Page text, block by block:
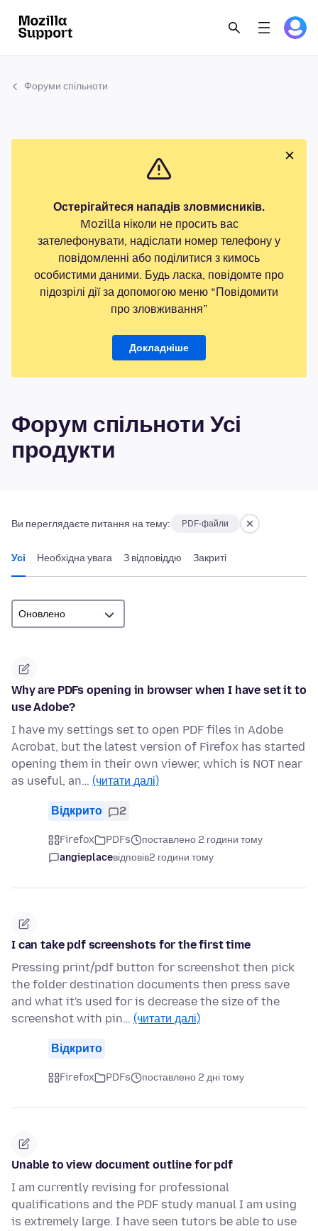
Форуми спільноти
Остерігайтеся нападів зловмисників.
Mozilla ніколи не просить вас
зателефонувати, надіслати номер телефону у
повідомленні або поділитися з кимось
особистими даними. Будь ласка, повідомте про
підозрілі дії за допомогою меню “Повідомити
про зловживання”
Докладніше
Форум спільноти Усі
продукти
Ви переглядаєте питання на тему: PDF-файли
Усі Необхідна увага З відповіддю Закриті
Why are PDFs opening in browser when I have set it to
use Adobe?
I have my settings set to open PDF files in Adobe
Acrobat, but the latest version of Firefox has started
opening them in their own viewer, which is NOT near
as useful, an… (читати далі)
Відкрито 2
Firefox PDFs
поставлено 2 години тому
angieplaceвідповів2 години тому
I can take pdf screenshots for the first time
Pressing print/pdf button for screenshot then pick
the folder destination documents then press save
and what it's used for is decrease the size of the
screenshot with pin… (читати далі)
Відкрито
Firefox PDFs поставлено 2 дні тому
Unable to view document outline for pdf
I am currently revising for professional
qualifications and the PDF study manual I am using
is extremely large. I have seen tutors be able to use